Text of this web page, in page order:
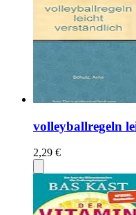
volleyballregeln
2,29 €